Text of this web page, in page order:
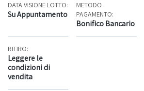
DATA VISIONE LOTTO:
Su Appuntamento
METODO
PAGAMENTO:
Bonifico Bancario
RITIRO:
Leggere le
condizioni di
vendita